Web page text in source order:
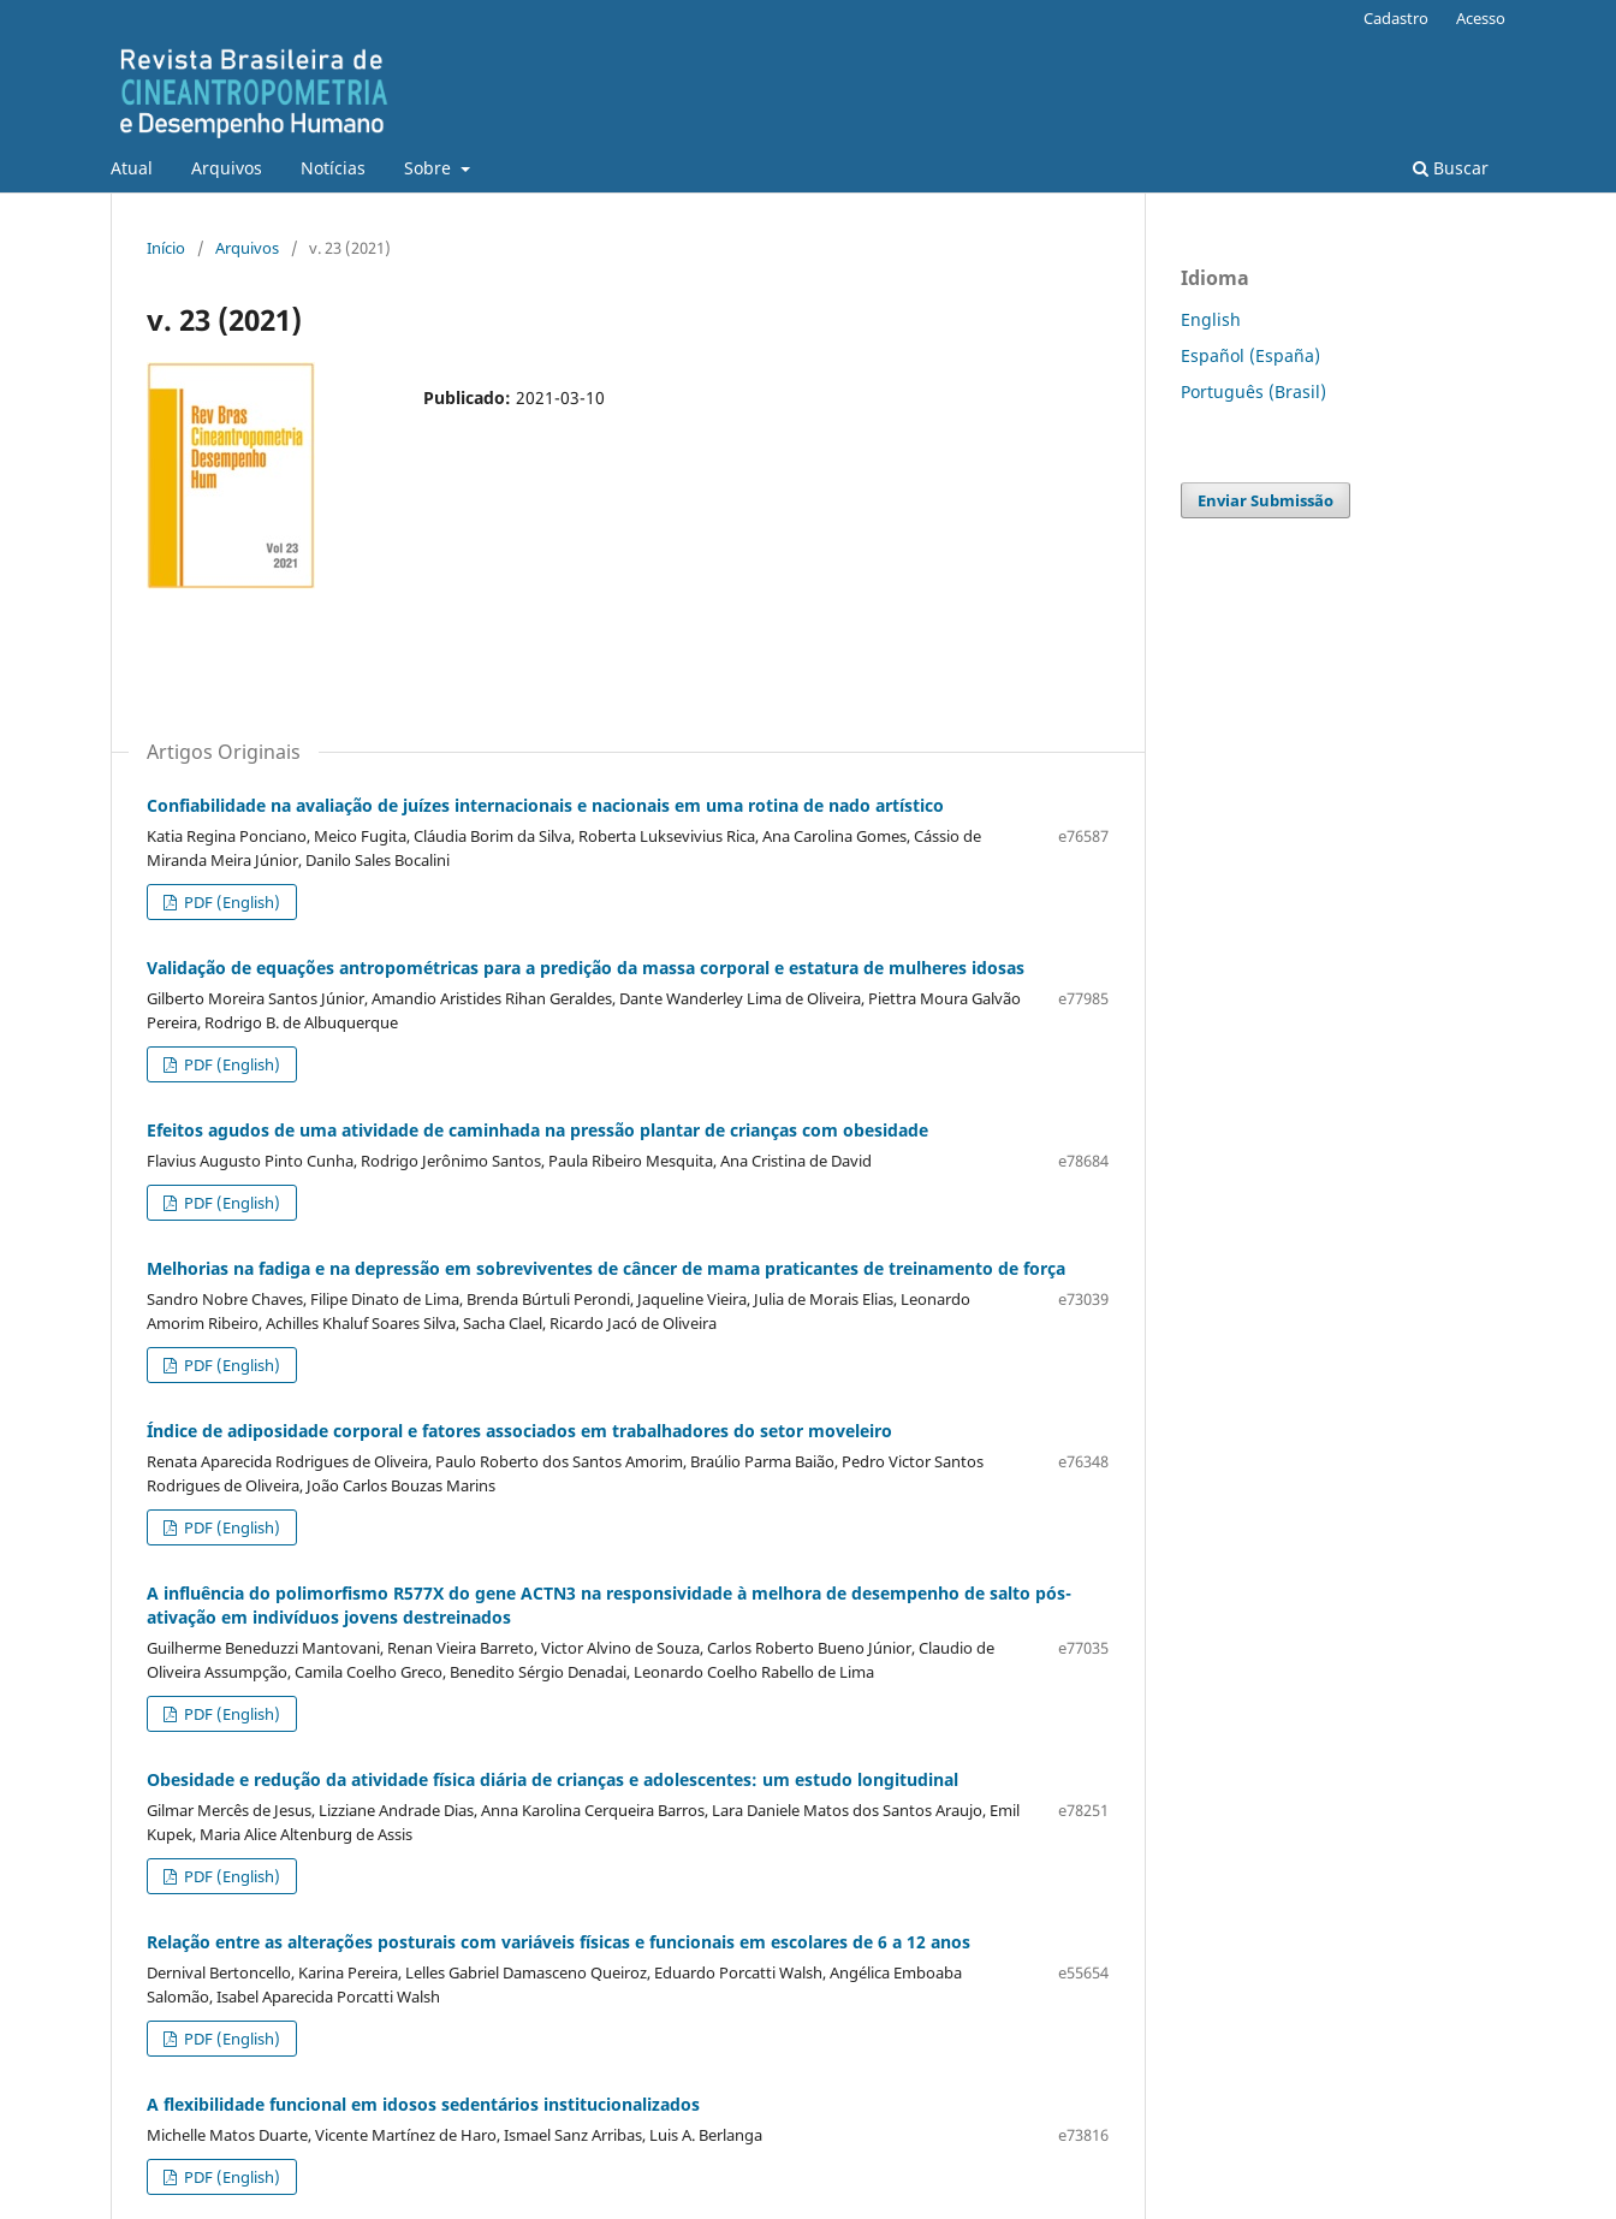
Atual Arquivos Notícias Sobre Buscar
Cadastro Acesso
Início / Arquivos / v. 23 (2021)
v. 23 (2021)
Publicado: 2021-03-10
Artigos Originais
Confiabilidade na avaliação de juízes internacionais e nacionais em uma rotina de nado artístico
Katia Regina Ponciano, Meico Fugita, Cláudia Borim da Silva, Roberta Luksevivius Rica, Ana Carolina Gomes, Cássio de
Miranda Meira Júnior, Danilo Sales Bocalini
e76587
PDF (English)
Validação de equações antropométricas para a predição da massa corporal e estatura de mulheres idosas
Gilberto Moreira Santos Júnior, Amandio Aristides Rihan Geraldes, Dante Wanderley Lima de Oliveira, Piettra Moura Galvão
Pereira, Rodrigo B. de Albuquerque
e77985
PDF (English)
Efeitos agudos de uma atividade de caminhada na pressão plantar de crianças com obesidade
Flavius Augusto Pinto Cunha, Rodrigo Jerônimo Santos, Paula Ribeiro Mesquita, Ana Cristina de David
e78684
PDF (English)
Melhorias na fadiga e na depressão em sobreviventes de câncer de mama praticantes de treinamento de força
Sandro Nobre Chaves, Filipe Dinato de Lima, Brenda Búrtuli Perondi, Jaqueline Vieira, Julia de Morais Elias, Leonardo
Amorim Ribeiro, Achilles Khaluf Soares Silva, Sacha Clael, Ricardo Jacó de Oliveira
e73039
PDF (English)
Índice de adiposidade corporal e fatores associados em trabalhadores do setor moveleiro
Renata Aparecida Rodrigues de Oliveira, Paulo Roberto dos Santos Amorim, Braúlio Parma Baião, Pedro Victor Santos
Rodrigues de Oliveira, João Carlos Bouzas Marins
e76348
PDF (English)
A influência do polimorfismo R577X do gene ACTN3 na responsividade à melhora de desempenho de salto pós-
ativação em indivíduos jovens destreinados
Guilherme Beneduzzi Mantovani, Renan Vieira Barreto, Victor Alvino de Souza, Carlos Roberto Bueno Júnior, Claudio de
Oliveira Assumpção, Camila Coelho Greco, Benedito Sérgio Denadai, Leonardo Coelho Rabello de Lima
e77035
PDF (English)
Obesidade e redução da atividade física diária de crianças e adolescentes: um estudo longitudinal
Gilmar Mercês de Jesus, Lizziane Andrade Dias, Anna Karolina Cerqueira Barros, Lara Daniele Matos dos Santos Araujo, Emil
Kupek, Maria Alice Altenburg de Assis
e78251
PDF (English)
Relação entre as alterações posturais com variáveis físicas e funcionais em escolares de 6 a 12 anos
Dernival Bertoncello, Karina Pereira, Lelles Gabriel Damasceno Queiroz, Eduardo Porcatti Walsh, Angélica Emboaba
Salomão, Isabel Aparecida Porcatti Walsh
e55654
PDF (English)
A flexibilidade funcional em idosos sedentários institucionalizados
Michelle Matos Duarte, Vicente Martínez de Haro, Ismael Sanz Arribas, Luis A. Berlanga
e73816
PDF (English)
Idioma
English
Español (España)
Português (Brasil)
Enviar Submissão